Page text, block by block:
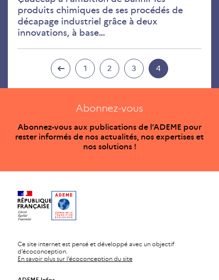
produits chimiques de ses procédés de
décapage industriel grâce à deux
innovations, à base…
1 2 3 4
Abonnez-vous
Abonnez-vous aux publications de l’ADEME pour
rester informés de nos actualités, nos expertises et
nos solutions !
Ce site internet est pensé et développé avec un objectif
d’écoconception.
En savoir plus sur l’écoconception du site